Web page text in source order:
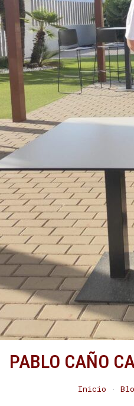
PABLO CAÑO
Inicio ·